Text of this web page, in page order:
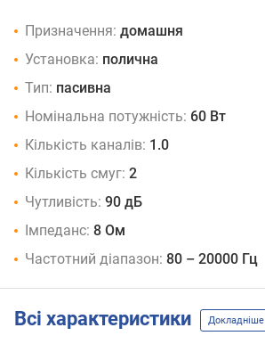
Призначення: домашня
Установка: полична
Тип: пасивна
Номінальна потужність: 60 Вт
Кількість каналів: 1.0
Кількість смуг: 2
Чутливість: 90 дБ
Імпеданс: 8 Ом
Частотний діапазон: 80 – 20000 Гц
Всі характеристики Докладніше